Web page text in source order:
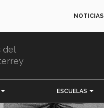
NOTICIAS
del
ESCUELAS